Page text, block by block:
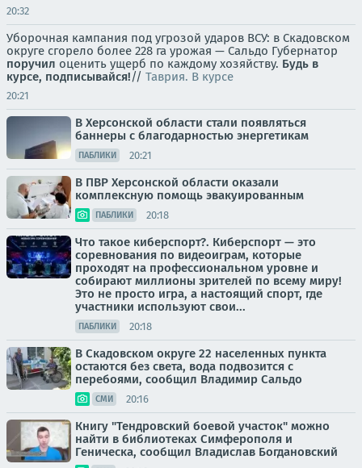
20:32
Уборочная кампания под угрозой ударов ВСУ: в Скадовском
округе сгорело более 228 га урожая — Сальдо Губернатор
поручил оценить ущерб по каждому хозяйству. Будь в
курсе, подписывайся!// Таврия. В курсе
20:21
В Херсонской области стали появляться
баннеры с благодарностью энергетикам
ПАБЛИКИ 20:21
В ПВР Херсонской области оказали
комплексную помощь эвакуированным
ПАБЛИКИ 20:18
Что такое киберспорт?. Киберспорт — это
соревнования по видеоиграм, которые
проходят на профессиональном уровне и
собирают миллионы зрителей по всему миру!
Это не просто игра, а настоящий спорт, где
участники используют свои...
ПАБЛИКИ 20:18
В Скадовском округе 22 населенных пункта
остаются без света, вода подвозится с
перебоями, сообщил Владимир Сальдо
СМИ 20:16
Книгу "Тендровский боевой участок" можно
найти в библиотеках Симферополя и
Геническа, сообщил Владислав Богдановский